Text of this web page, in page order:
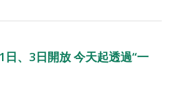
日、3日開放 今天起透過“一